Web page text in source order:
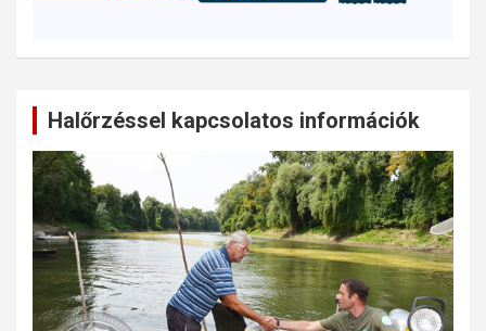
Halőrzéssel kapcsolatos információk